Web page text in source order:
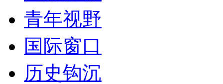
青年视野
国际窗口
历史钩沉